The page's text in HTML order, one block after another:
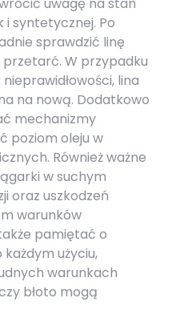
i syntetycznej. Po
sprawdzić linę
W przypadku
lina
na nową. Dodatkowo
mechanizmy
poziom oleju w
Również ważne
w suchym
oraz uszkodzeń
warunków
pamiętać o
użyciu,
warunkach
błoto mogą